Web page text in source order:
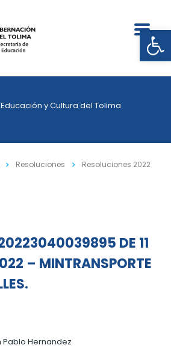
y Cultura del Tolima
Resoluciones Resoluciones 2022
DE 11
– MINTRANSPORTE
Pablo Hernandez